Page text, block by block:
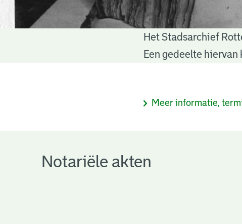
Het Stadsarchief
Een gedeelte
archieven
Meer informatie,
Notariële akten